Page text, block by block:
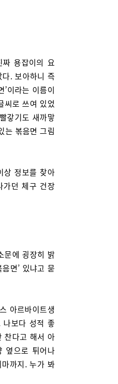
짜 용잡이의 요
. 보아하니 즉
이라는 이름이
씨로 쓰여 있었
갛기도 새까맣
는 볶음면 그림
상 정보를 찾아
가던 체구 건장
문에 굉장히 밝
면’ 있냐고 묻
아르바이트생
나보다 성적 좋
찬다고 해서 아
옆으로 튀어나
까지. 누가 봐